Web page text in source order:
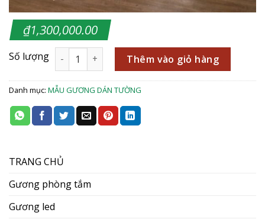
₫1,300,000.00
Thêm vào giỏ hàng
Danh mục: MẪU GƯƠNG DÁN TƯỜNG
TRANG CHỦ
Gương phòng tắm
Gương led